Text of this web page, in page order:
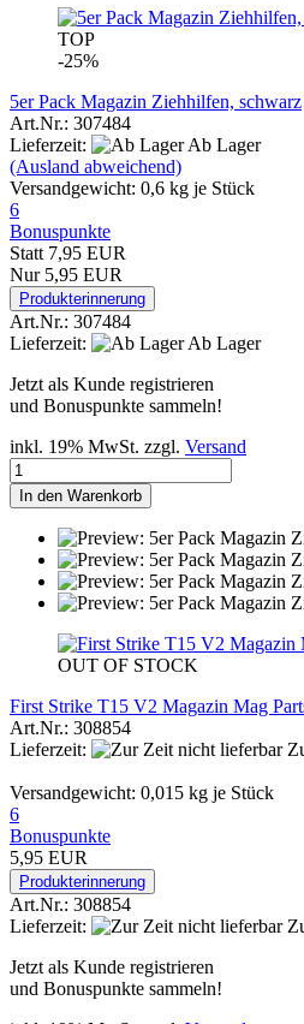
TOP
-25%
5er Pack Magazin Ziehhilfen, schwarz
Art.Nr.: 307484
Lieferzeit:
Ab Lager
(Ausland abweichend)
Versandgewicht: 0,6 kg je Stück
6
Bonuspunkte
Statt 7,95 EUR
Nur 5,95 EUR
Produkterinnerung
Art.Nr.: 307484
Lieferzeit:
Ab Lager
Jetzt als Kunde registrieren
und Bonuspunkte sammeln!
inkl. 19% MwSt. zzgl. Versand
In den Warenkorb
OUT OF STOCK
First Strike T15 V2 Magazin Mag
Art.Nr.: 308854
Lieferzeit:
Versandgewicht: 0,015 kg je Stück
6
Bonuspunkte
5,95 EUR
Produkterinnerung
Art.Nr.: 308854
Lieferzeit:
Jetzt als Kunde registrieren
und Bonuspunkte sammeln!